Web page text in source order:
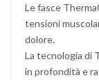
Le fasce
tensioni
dolore.
La tecnologia di
in profondità e